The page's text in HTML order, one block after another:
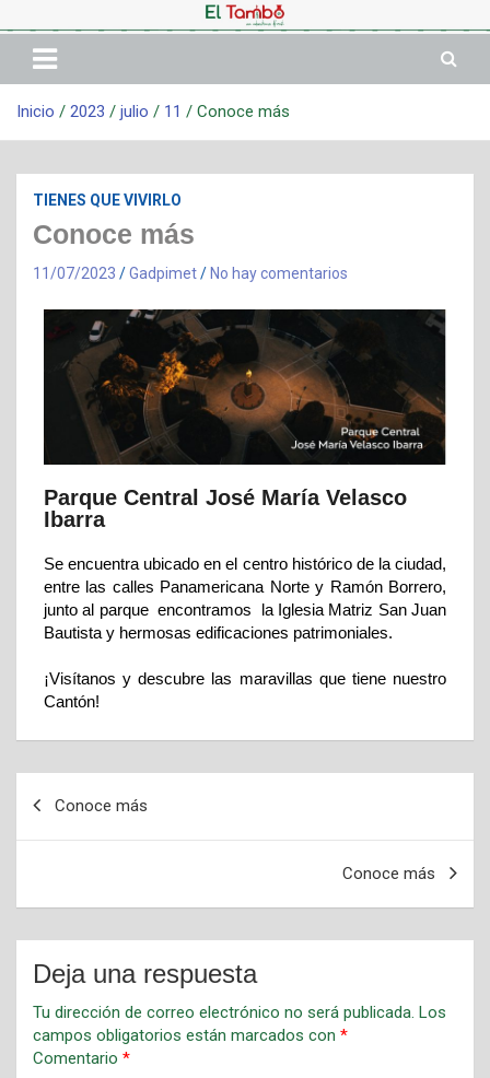
Inicio 2023 julio 11 Conoce más
TIENES QUE VIVIRLO
Conoce más
11/07/2023 Gadpimet No hay comentarios
Parque Central José María Velasco
Ibarra
Se encuentra ubicado en el centro histórico de la ciudad,
entre las calles Panamericana Norte y Ramón Borrero,
junto al parque encontramos la Iglesia Matriz San Juan
Bautista y hermosas edificaciones patrimoniales.
¡Visítanos y descubre las maravillas que tiene nuestro
Cantón!
Conoce más
Conoce más
Deja una respuesta
Tu dirección de correo electrónico no será publicada. Los
campos obligatorios están marcados con *
Comentario *